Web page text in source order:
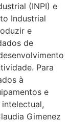
(INPI) e
Industrial
e
de
Para
à
e
Gimenez